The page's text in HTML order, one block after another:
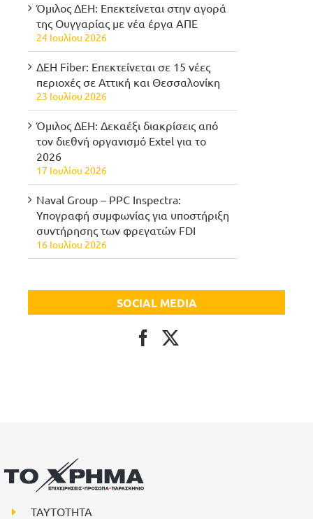
Όμιλος ΔΕΗ: Επεκτείνεται στην αγορά
της Ουγγαρίας με νέα έργα ΑΠΕ
24 Ιουλίου 2026
ΔΕΗ Fiber: Επεκτείνεται σε 15 νέες
περιοχές σε Αττική και Θεσσαλονίκη
23 Ιουλίου 2026
Όμιλος ΔΕΗ: Δεκαέξι διακρίσεις από
τον διεθνή οργανισμό Extel για το
2026
17 Ιουλίου 2026
Naval Group – PPC Inspectra:
Υπογραφή συμφωνίας για υποστήριξη
συντήρησης των φρεγατών FDI
16 Ιουλίου 2026
SOCIAL MEDIA
ΤΑΥΤΟΤΗΤΑ